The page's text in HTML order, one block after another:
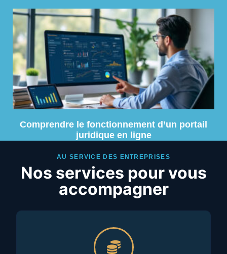
Comprendre le fonctionnement d’un portail
juridique en ligne
AU SERVICE DES ENTREPRISES
Nos services pour vous
accompagner